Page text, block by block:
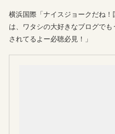
横浜国際「ナイスジョークだね
は、ワタシの大好きなブログで
されてるよー必聴必見！」